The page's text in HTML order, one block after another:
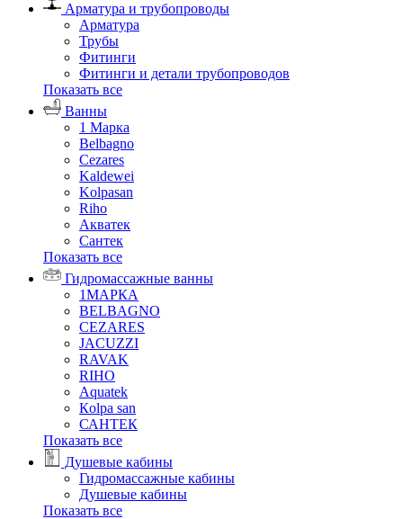
Арматура и трубопроводы
Арматура
Трубы
Фитинги
Фитинги и детали трубопроводов
Показать все
Ванны
1 Марка
Belbagno
Cezares
Kaldewei
Kolpasan
Riho
Акватек
Сантек
Показать все
Гидромассажные ванны
1МАРКА
BELBAGNO
CEZARES
JACUZZI
RAVAK
RIHO
Аquatek
Кolpa san
САНТЕК
Показать все
Душевые кабины
Гидромассажные кабины
Душевые кабины
Показать все